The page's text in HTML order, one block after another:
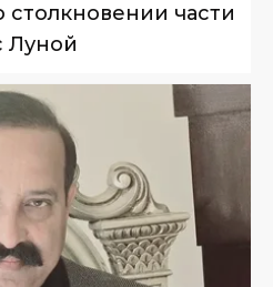
столкновении части
Луной